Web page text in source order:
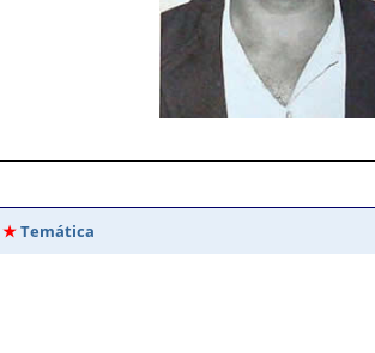
Temática